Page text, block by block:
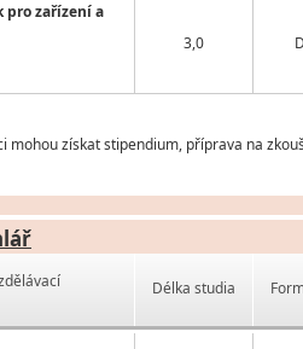
pro zařízení a
3,0
mohou získat stipendium, příprava na
Délka studia